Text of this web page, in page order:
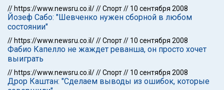
// https://www.newsru.co.il///Спорт// 10 сентября 2008
Йозеф Сабо: "Шевченко нужен сборной в любом
состоянии"
// https://www.newsru.co.il///Спорт// 10 сентября 2008
Фабио Капелло не жаждет реванша, он просто хочет
выиграть
// https://www.newsru.co.il///Спорт// 10 сентября 2008
Дрор Каштан: "Сделаем выводы из ошибок, которые